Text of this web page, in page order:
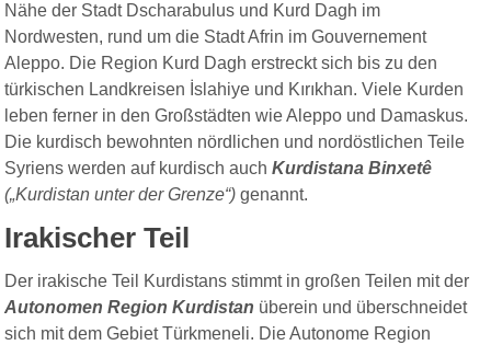
Nähe der Stadt Dscharabulus und Kurd Dagh im
Nordwesten, rund um die Stadt Afrin im Gouvernement
Aleppo. Die Region Kurd Dagh erstreckt sich bis zu den
türkischen Landkreisen İslahiye und Kırıkhan. Viele Kurden
leben ferner in den Großstädten wie Aleppo und Damaskus.
Die kurdisch bewohnten nördlichen und nordöstlichen Teile
Syriens werden auf kurdisch auchKurdistana Binxetê
(„Kurdistan unter der Grenze“) genannt.
Irakischer Teil
Der irakische Teil Kurdistans stimmt in großen Teilen mit der
Autonomen Region Kurdistan überein und überschneidet
sich mit dem Gebiet Türkmeneli. Die Autonome Region